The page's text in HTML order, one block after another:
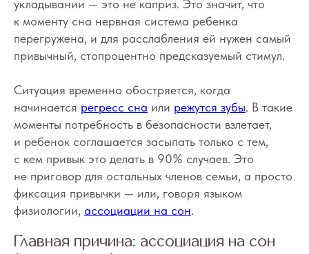
укладывании — это не каприз. Это значит, что
к моменту сна нервная система ребенка
перегружена, и для расслабления ей нужен самый
привычный, стопроцентно предсказуемый стимул.
Ситуация временно обостряется, когда
начинается регресс сна или режутся зубы. В такие
моменты потребность в безопасности взлетает,
и ребенок соглашается засыпать только с тем,
с кем привык это делать в 90% случаев. Это
не приговор для остальных членов семьи, а просто
фиксация привычки — или, говоря языком
физиологии, ассоциации на сон.
Главная причина: ассоциация на сон